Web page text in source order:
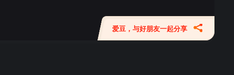
爱豆，与好朋友一起分享